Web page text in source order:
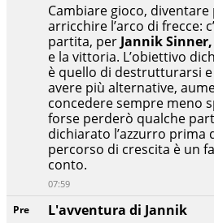
Pre
L'avventura di Jannik
Cambiare gioco,
arricchire l’arco di frecce:
partita, per Jannik Sinner,
e la vittoria. L’obiettivo
è quello di destrutturarsi
avere più alternative,
concedere sempre meno
forse perderò qualche
dichiarato l’azzurro prima
percorso di crescita è un
conto.
07:59